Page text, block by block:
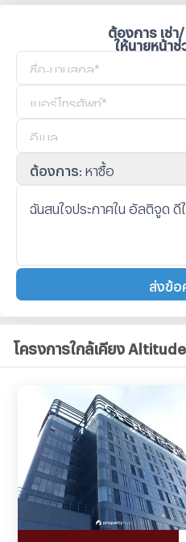
ต้องการ เช่า
ให้นายหน้าช่
ต้องการ: หาซื้อ
ส่งข้อ
โครงการใกล้เคียง